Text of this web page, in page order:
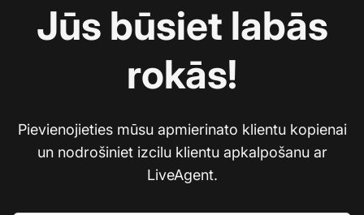
Jūs būsiet labās
rokās!
Pievienojieties mūsu apmierinato klientu kopienai
un nodrošiniet izcilu klientu apkalpošanu ar
LiveAgent.